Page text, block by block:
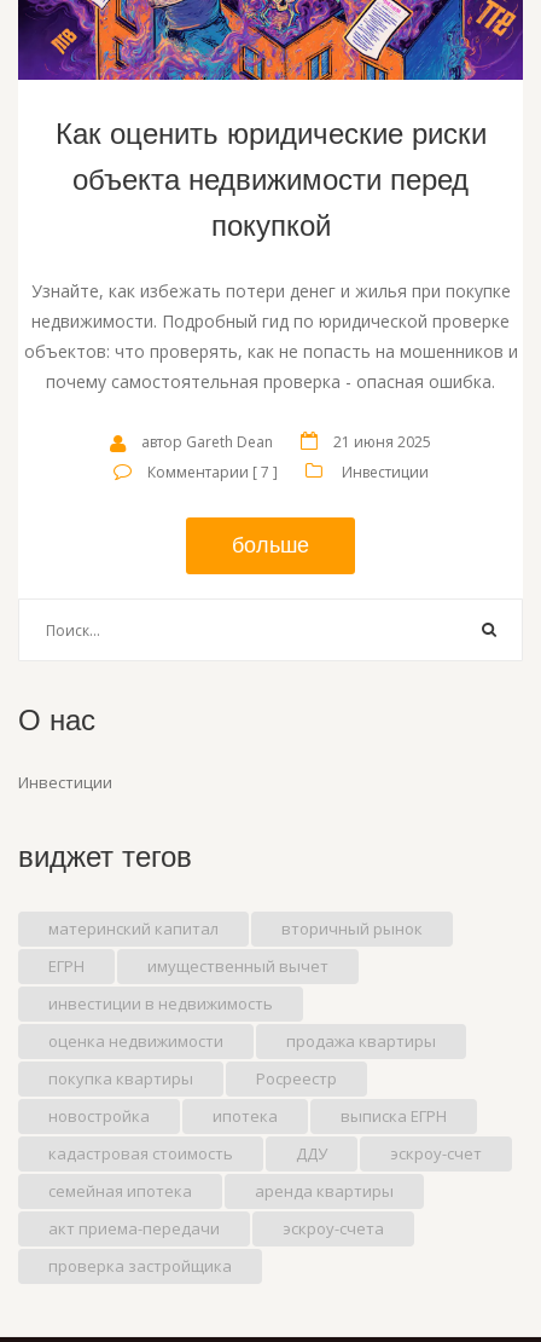
Как оценить юридические риски
объекта недвижимости перед
покупкой
Узнайте, как избежать потери денег и жилья при покупке
недвижимости. Подробный гид по юридической проверке
объектов: что проверять, как не попасть на мошенников и
почему самостоятельная проверка - опасная ошибка.
автор Gareth Dean
21 июня 2025
Комментарии [ 7 ]
Инвестиции
больше
О нас
Инвестиции
виджет тегов
материнский капитал
вторичный рынок
ЕГРН
имущественный вычет
инвестиции в недвижимость
оценка недвижимости
продажа квартиры
покупка квартиры
Росреестр
новостройка
ипотека
выписка ЕГРН
кадастровая стоимость
ДДУ
эскроу-счет
семейная ипотека
аренда квартиры
акт приема-передачи
эскроу-счета
проверка застройщика